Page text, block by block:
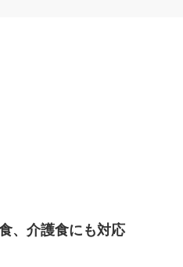
、介護食にも対応